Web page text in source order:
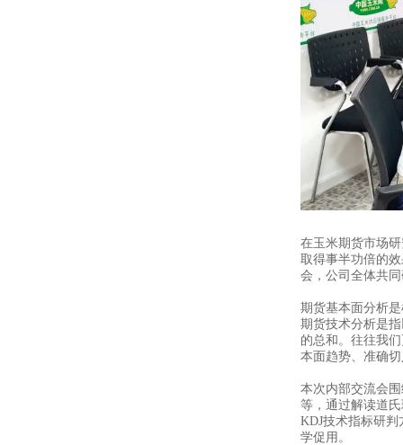
在玉米期货市场
取得事半功倍的
会，公司全体共
期货基本面分析
期货技术分析是
的总和。往往我
本面趋势、准确
本次内部交流会
等，通过解读道
KDJ技术指标研
学促用。